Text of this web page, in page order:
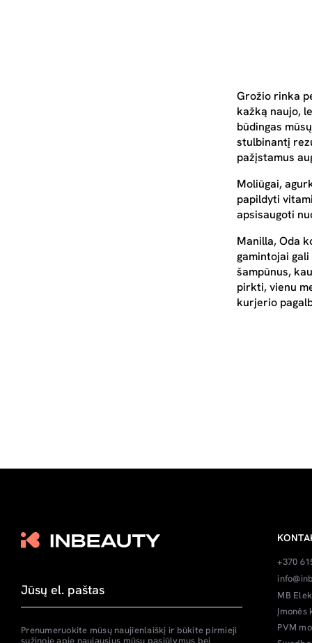
Grožio rinka
kažką naujo,
būdingas
stulbinantį
pažįstamus
Moliūgai,
papildyti
apsisaugoti
Manilla, Oda
gamintojai
šampūnus,
pirkti, vienu
kurjerio
Prenumeruokite mūsų naujienlaiškį ir būkite pirmieji
sužinoję apie naujausius mūsų pasiūlymus bei
+370
MB
Įmonės
PVM